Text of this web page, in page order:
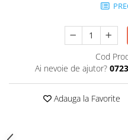
Cod
Ai nevoie de ajutor?
Adauga la Favorite